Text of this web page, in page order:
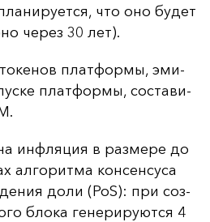
что оно бу­дет
че­рез 30 лет).
плат­фор­мы, эми­
плат­фор­мы, сос­та­ви­
ин­фля­ция в раз­ме­ре до
ал­го­рит­ма кон­сен­су­са
до­ли (PoS): при соз­
бло­ка ге­не­ри­ру­ют­ся 4